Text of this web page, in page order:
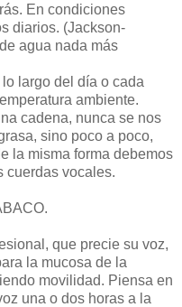
En condiciones
diarios. (Jackson-
agua nada más
largo del día o cada
ambiente.
cadena, nunca se nos
sino poco a poco,
la misma forma debemos
cuerdas vocales.
que precie su voz,
la mucosa de la
movilidad. Piensa en
una o dos horas a la